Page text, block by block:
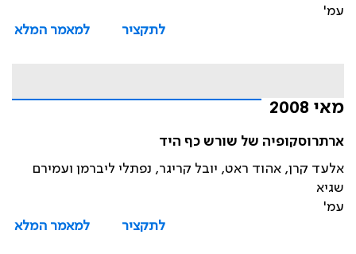
עמ'
לתקציר
למאמר המלא
מאי 2008
ארתרוסקופיה של שורש כף היד
אלעד קרן, אהוד ראט, יובל קריגר, נפתלי ליברמן ועמירם
שגיא
עמ'
לתקציר
למאמר המלא